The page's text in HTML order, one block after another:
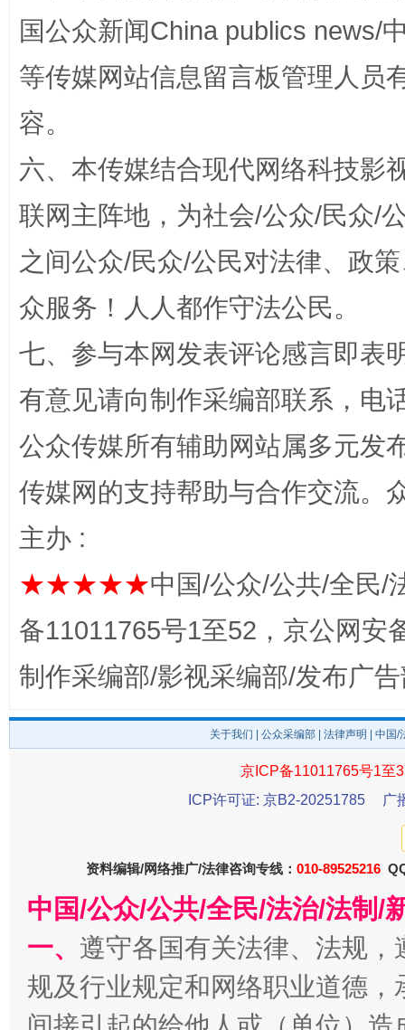
完善运行机制助力责任有效落实
公平竞争审查“十大案例”出炉！ 一纸欠
东山县通报“牛蛙产品抗生素超标问题” 法
国公众新闻China publics news/
等传媒网站信息留言板管理人员
容。
六、本传媒结合现代网络科技影
联网主阵地，为社会/公众/民众/
之间公众/民众/公民对法律、政
众服务！人人都作守法公民。
七、参与本网发表评论感言即表
有意见请向制作采编部联系，电
公众传媒所有辅助网站属多元发
传媒网的支持帮助与合作交流。
主办 :
★★★★★中国/公众/公共/全民/
备11011765号1至52，京公网安
制作采编部/影视采编部/发布广
关于我们 公众采编部 法律声明 | 中国
京ICP备11011765号1至
ICP许可证: 京B2-20251785
广
资料编辑/网络推广/法律咨询专线： 010-89525216
中国/公众/公共/全民/法治/法制/
一、 遵守各国有关法律、法规
规及行业规定和网络职业道德